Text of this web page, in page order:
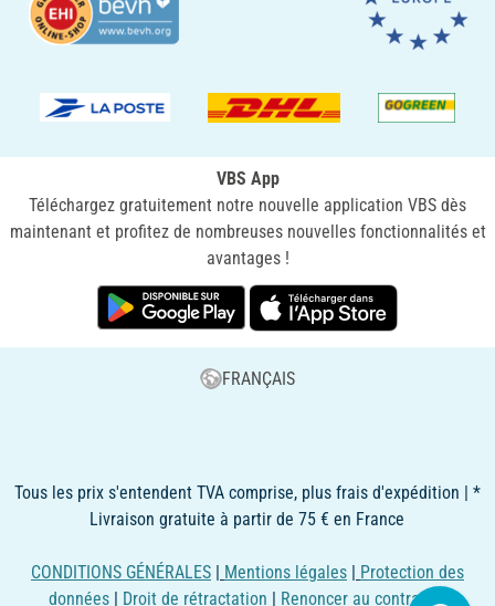
VBS App
Téléchargez gratuitement notre nouvelle application VBS dès
maintenant et profitez de nombreuses nouvelles fonctionnalités et
avantages !
FRANÇAIS
Tous les prix s'entendent TVA comprise, plus frais d'expédition | *
Livraison gratuite à partir de 75 € en France
CONDITIONS GÉNÉRALES | Mentions légales | Protection des
données | Droit de rétractation | Renoncer au contrat ici